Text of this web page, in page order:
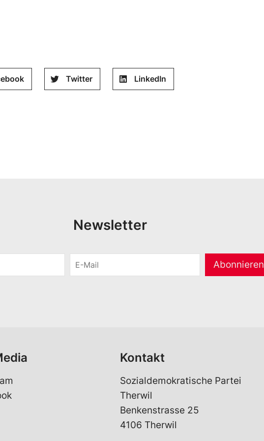
Twitter LinkedIn
Newsletter
M
Abonnieren
Kontakt
Sozialdemokratische Partei
Therwil
Benkenstrasse 25
4106 Therwil